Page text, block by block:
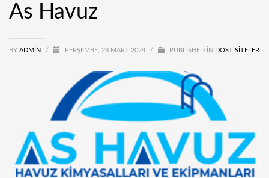
As Havuz
BY ADMIN / PERŞEMBE, 28 MART 2024 / PUBLISHED IN DOST SITELER